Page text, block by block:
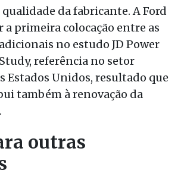
da fabricante. A Ford
a primeira colocação entre as
no estudo JD Power
referência no setor
Estados Unidos, resultado que
também à renovação da
outras